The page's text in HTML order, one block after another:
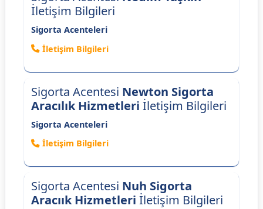
İletişim Bilgileri
Sigorta Acenteleri
İletişim Bilgileri
Sigorta Acentesi Newton Sigorta
Aracılık Hizmetleri İletişim Bilgileri
Sigorta Acenteleri
İletişim Bilgileri
Sigorta Acentesi Nuh Sigorta
Aracıık Hizmetleri İletişim Bilgileri